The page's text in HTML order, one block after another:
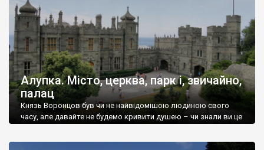
Алупка. Місто, церква, парк і, звичайно,
палац
Князь Воронцов був чи не найвідомішою людиною свого
часу, але давайте не будемо кривити душею – чи знали ви це